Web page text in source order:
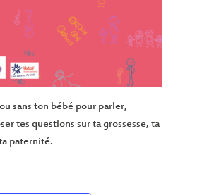
sans ton bébé pour parler,
tes questions sur ta grossesse, ta
paternité.